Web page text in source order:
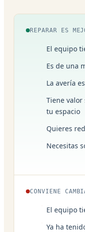
REPARAR ES
El equipo
Es de una
La avería
Tiene
tu espacio
Quieres
Necesitas
CONVIENE
El equipo
Ya ha